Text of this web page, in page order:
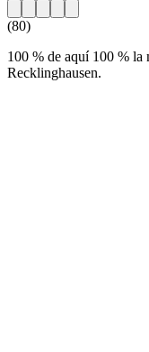
(80)
100 % de aquí 100 % la
Recklinghausen.